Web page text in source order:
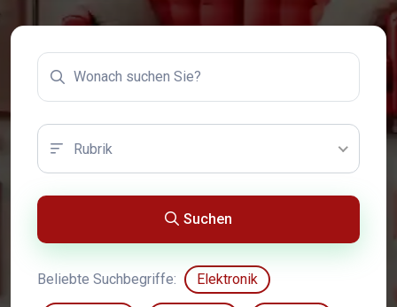
Rubrik
Suchen
Beliebte Suchbegriffe: Elektronik